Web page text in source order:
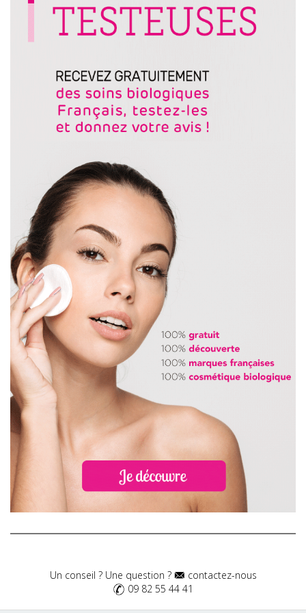
Un conseil ? Une question ?
contactez-nous
09 82 55 44 41